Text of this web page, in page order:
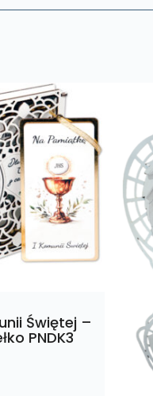
Świętej –
PNDK3